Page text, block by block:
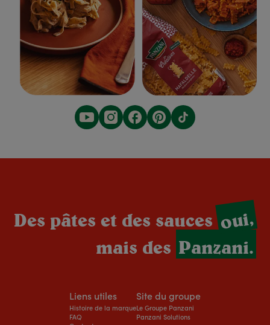
Des pâtes et des saucesoui,
mais des Panzani.
Liens utiles
Histoire de la marque
FAQ
Site du groupe
Le Groupe Panzani
Panzani Solutions